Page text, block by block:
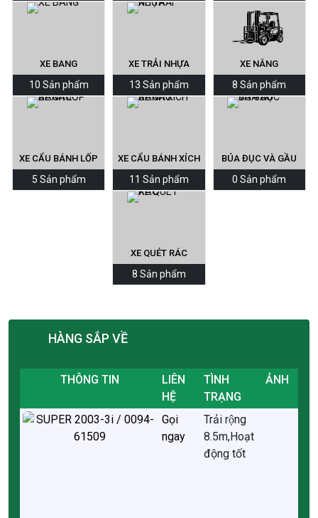
XE BANG
10 Sản phẩm
XE TRẢI NHỰA
13 Sản phẩm
XE NÂNG
8 Sản phẩm
XE CẨU BÁNH LỐP
5 Sản phẩm
XE CẨU BÁNH XÍCH
11 Sản phẩm
BÚA ĐỤC VÀ GẦU
0 Sản phẩm
XE QUÉT RÁC
8 Sản phẩm
HÀNG SẮP VỀ
THÔNG TIN
LIÊN
HỆ
TÌNH
TRẠNG
ẢNH
Gọi
ngay
Trải rộng
8.5m,Hoạt
động tốt